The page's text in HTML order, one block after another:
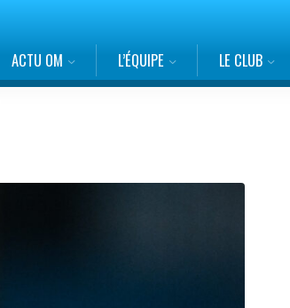
ACTU OM L’ÉQUIPE LE CLUB